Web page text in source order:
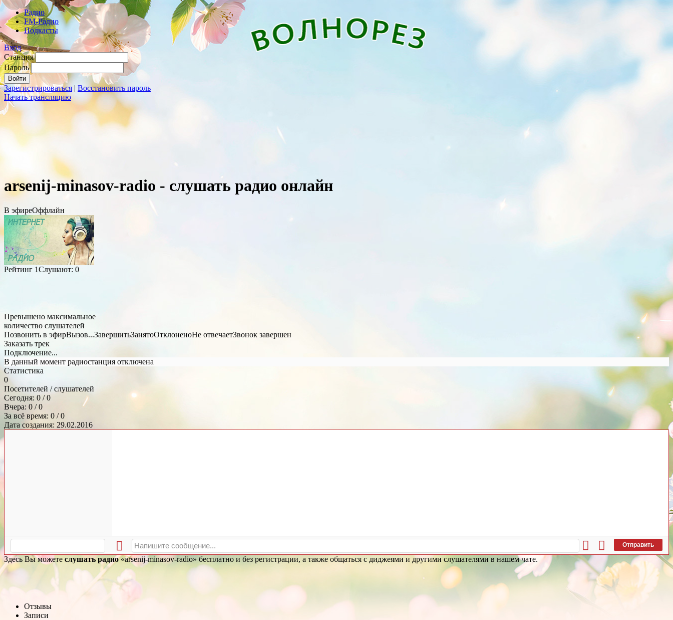
Радио
FM-Радио
Подкасты
Вход
Станция
Пароль
Зарегистрироваться | Восстановить пароль
Начать трансляцию
arsenij-minasov-radio - слушать радио онлайн
В эфиреОффлайн
Рейтинг 1Слушают: 0
Превышено максимальное
количество слушателей
Позвонить в эфирВызов...ЗавершитьЗанятоОтклоненоНе отвечаетЗвонок завершен
Заказать трек
Подключение...
В данный момент радиостанция отключена
Статистика
0
Посетителей / слушателей
Сегодня: 0 / 0
Вчера: 0 / 0
За всё время: 0 / 0
Дата создания: 29.02.2016
Отправить
Здесь Вы можете слушать радио«arsenij-minasov-radio» бесплатно и без регистрации, а также общаться с диджеями и другими слушателями в нашем чате.
Отзывы
Записи